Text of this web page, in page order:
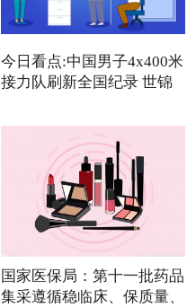
今日看点:中国男子4x400米
接力队刷新全国纪录 世锦
国家医保局：第十一批药品
集采遵循稳临床、保质量、